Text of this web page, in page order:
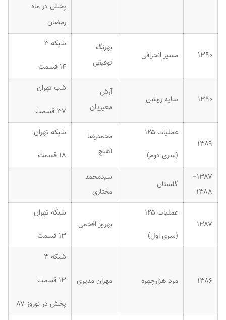
پخش در ماه
رمضان
۱۳۹۰ مسیر انحرافی
بهرنگ
توفیقی
شبکه ۳
۱۴ قسمت
۱۳۹۰ سایه روشن
آرش
معیریان
شب تهران
۳۷ قسمت
۱۳۸۹
عملیات ۱۲۵
(سری دوم)
محمدرضا
آهنج
شبکه تهران
۱۸ قسمت
۱۳۸۷–
۱۳۸۸
گلستان
سیدمحمد
مختاری
۱۳۸۷
عملیات ۱۲۵
(سری اول)
بهروز افخمی
شبکه تهران
۱۳ قسمت
۱۳۸۶ مرد هزارچهره مهران مدیری
شبکه ۳
۱۳ قسمت
پخش در نوروز ۸۷